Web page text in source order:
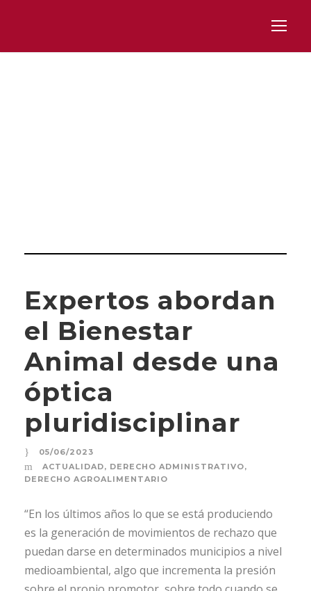
Expertos abordan
el Bienestar
Animal desde una
óptica
pluridisciplinar
05/06/2023
ACTUALIDAD, DERECHO ADMINISTRATIVO,
DERECHO AGROALIMENTARIO
“En los últimos años lo que se está produciendo
es la generación de movimientos de rechazo que
puedan darse en determinados municipios a nivel
medioambiental, algo que incrementa la presión